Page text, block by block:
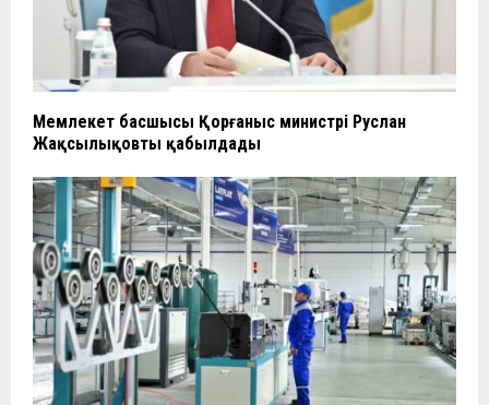
Мемлекет басшысы Қорғаныс министрі Руслан
Жақсылықовты қабылдады